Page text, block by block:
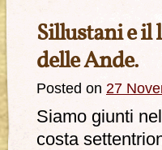
Sillustani e il
delle Ande.
Posted on 27
Siamo giunti
costa